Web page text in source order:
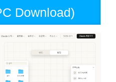
Download)